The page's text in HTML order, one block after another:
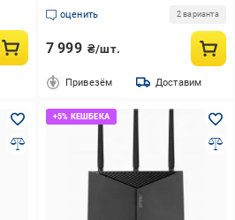
оценить 2 варианта
7 999 ₴/шт.
Привезём Доставим